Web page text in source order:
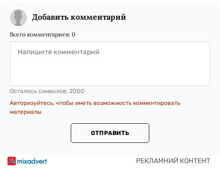
Добавить комментарий
Всего комментариев: 0
Осталось символов: 2000
Авторизуйтесь, чтобы иметь возможность комментировать
материалы
ОТПРАВИТЬ